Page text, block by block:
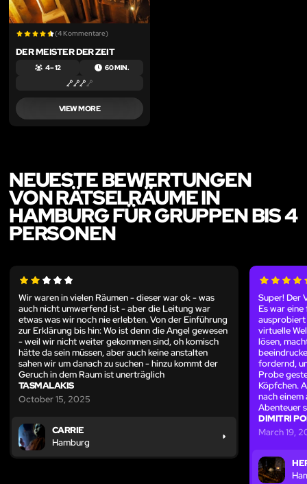
(4 Kommentare)
DER MEISTER DER ZEIT
4 – 12 60 MIN.
VIEW MORE
NEUESTE BEWERTUNGEN
VON RÄTSELRÄUME IN
HAMBURG FÜR GRUPPEN BIS 4
PERSONEN
Wir waren in vielen Räumen - dieser war ok - was
auch nicht umwerfend ist - aber die Leitung war
etwas was wir noch nie erlebten. Von der Einführung
zur Erklärung bis hin: Wo ist denn die Angel gewesen
- weil wir nicht weiter gekommen sind, oh komisch
hätte da sein müssen, aber auch keine anstalten
sahen wir um danach zu suchen - hinzu kommt der
Geruch in dem Raum ist unerträglich
TASMALAKIS
October 15, 2025
CARRIE
Hamburg
Super! Der
Es war
ausprobiert
virtuelle
lösen,
fordernd,
Probe
Köpfchen.
nach
Abenteuer
DIMITRI
March 19,